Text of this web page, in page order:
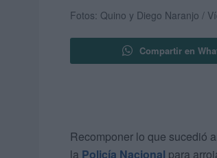
Fotos: Quino y Diego Naranjo /
Compartir en
Recomponer lo que sucedió
la Policía Nacional para